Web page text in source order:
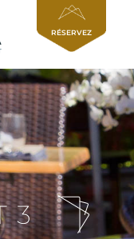
RÉSERVEZ
3